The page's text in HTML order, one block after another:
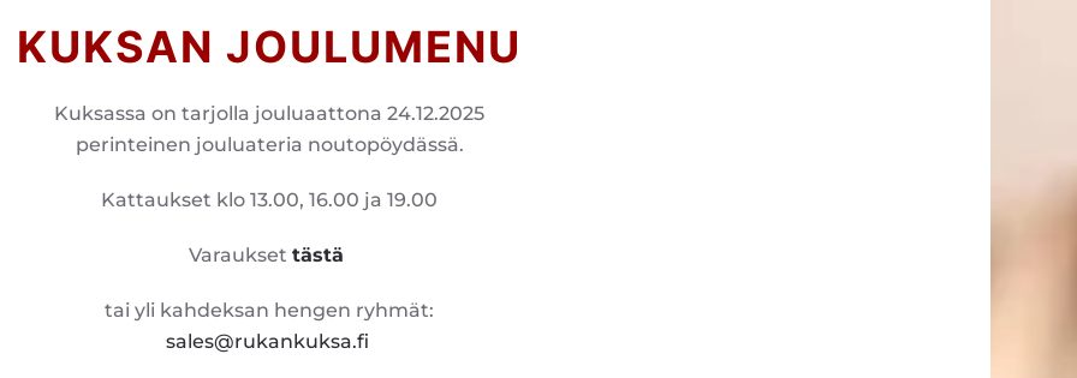
KUKSAN JOULUMENU
Kuksassa on tarjolla jouluaattona 24.12.2025
perinteinen jouluateria noutopöydässä.
Kattaukset klo 13.00, 16.00 ja 19.00
Varaukset tästä
tai yli kahdeksan hengen ryhmät:
sales@rukankuksa.fi